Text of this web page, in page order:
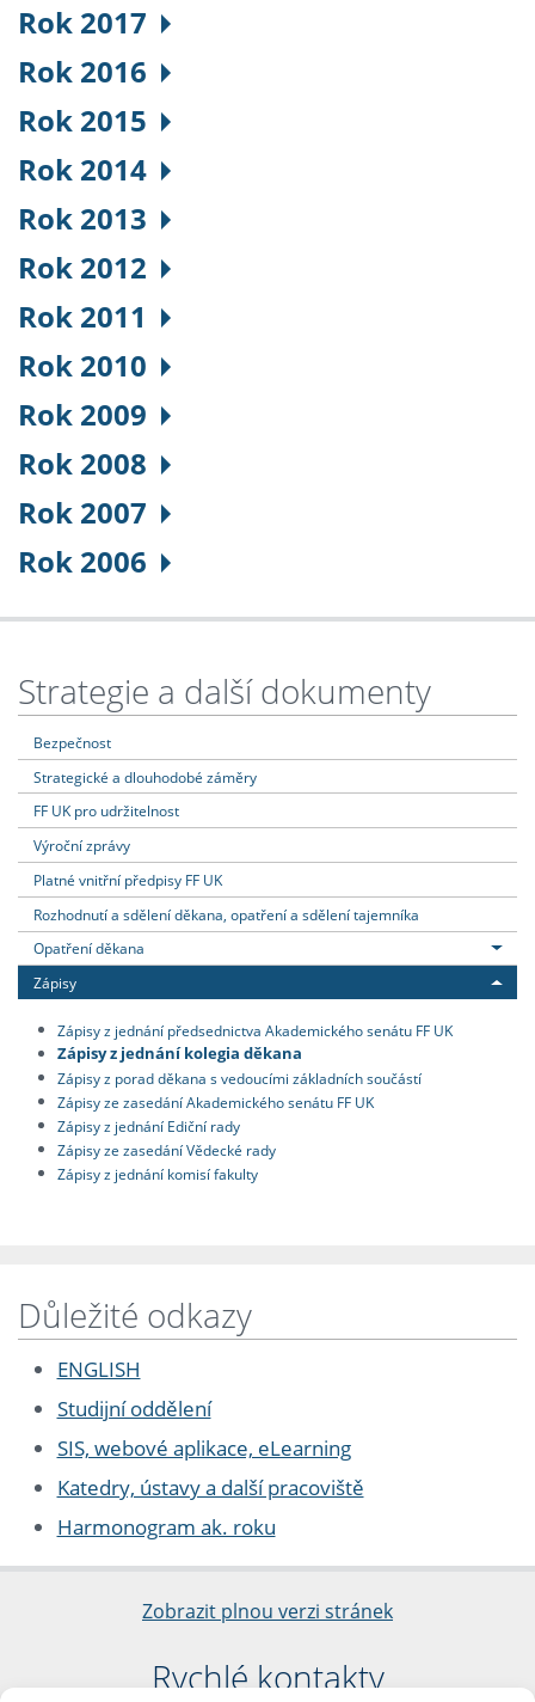
Rok 2017
Rok 2016
Rok 2015
Rok 2014
Rok 2013
Rok 2012
Rok 2011
Rok 2010
Rok 2009
Rok 2008
Rok 2007
Rok 2006
Strategie a další dokumenty
Bezpečnost
Strategické a dlouhodobé záměry
FF UK pro udržitelnost
Výroční zprávy
Platné vnitřní předpisy FF UK
Rozhodnutí a sdělení děkana, opatření a sdělení tajemníka
Opatření děkana
Zápisy
Zápisy z jednání předsednictva Akademického senátu FF UK
Zápisy z jednání kolegia děkana
Zápisy z porad děkana s vedoucími základních součástí
Zápisy ze zasedání Akademického senátu FF UK
Zápisy z jednání Ediční rady
Zápisy ze zasedání Vědecké rady
Zápisy z jednání komisí fakulty
Důležité odkazy
ENGLISH
Studijní oddělení
SIS, webové aplikace, eLearning
Katedry, ústavy a další pracoviště
Harmonogram ak. roku
Zobrazit plnou verzi stránek
Rychlé kontakty